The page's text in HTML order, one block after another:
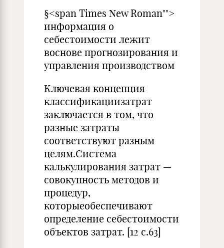
§<span Times New Roman"">
информация о
себестоимости лежит
воснове прогнозирования и
управления производством
Ключевая концепция
классификациизатрат
заключается в том, что
разные затраты
соответствуют разным
целям.Система
калькулирования затрат —
совокупность методов и
процедур,
которыеобеспечивают
определение себестоимости
объектов затрат. [12 с.63]